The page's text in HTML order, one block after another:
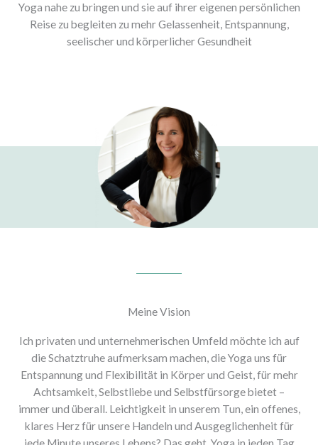
Yoga nahe zu bringen und sie auf ihrer eigenen persönlichen
Reise zu begleiten zu mehr Gelassenheit, Entspannung,
seelischer und körperlicher Gesundheit
Meine Vision
Ich privaten und unternehmerischen Umfeld möchte ich auf
die Schatztruhe aufmerksam machen, die Yoga uns für
Entspannung und Flexibilität in Körper und Geist, für mehr
Achtsamkeit, Selbstliebe und Selbstfürsorge bietet –
immer und überall. Leichtigkeit in unserem Tun, ein offenes,
klares Herz für unsere Handeln und Ausgeglichenheit für